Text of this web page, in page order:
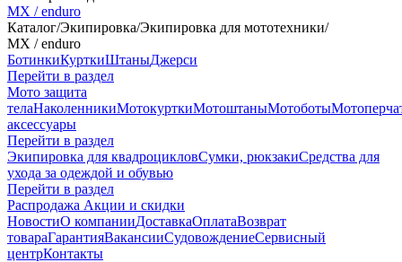
MX / enduro
Каталог/Экипировка/Экипировка для мототехники/
MX / enduro
БотинкиКурткиШтаныДжерси
Перейти в раздел
Мото защита
телаНаколенникиМотокурткиМотоштаныМотоботы
аксессуары
Перейти в раздел
Экипировка для квадроцикловСумки, рюкзакиСредства для
ухода за одеждой и обувью
Перейти в раздел
Распродажа Акции и скидки
НовостиО компанииДоставкаОплатаВозврат
товараГарантияВакансииСудовождениеСервисный
центрКонтакты